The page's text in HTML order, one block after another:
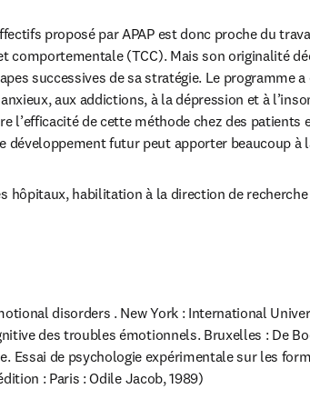
proposé par APAP est donc proche du
comportementale (TCC). Mais son originalité
successives de sa stratégie. Le programme
aux addictions, à la dépression et à
de cette méthode chez des patients
développement futur peut apporter beaucoup à
hôpitaux, habilitation à la direction de
disorders . New York : International
des troubles émotionnels. Bruxelles : De
Essai de psychologie expérimentale sur les
: Paris : Odile Jacob, 1989)